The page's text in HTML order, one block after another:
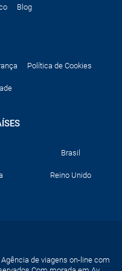
Blog
Política de Cookies
Brasil
Reino Unido
de viagens on-line com